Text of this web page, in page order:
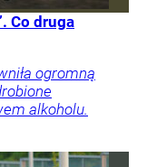
Co druga
ogromną
alkoholu.